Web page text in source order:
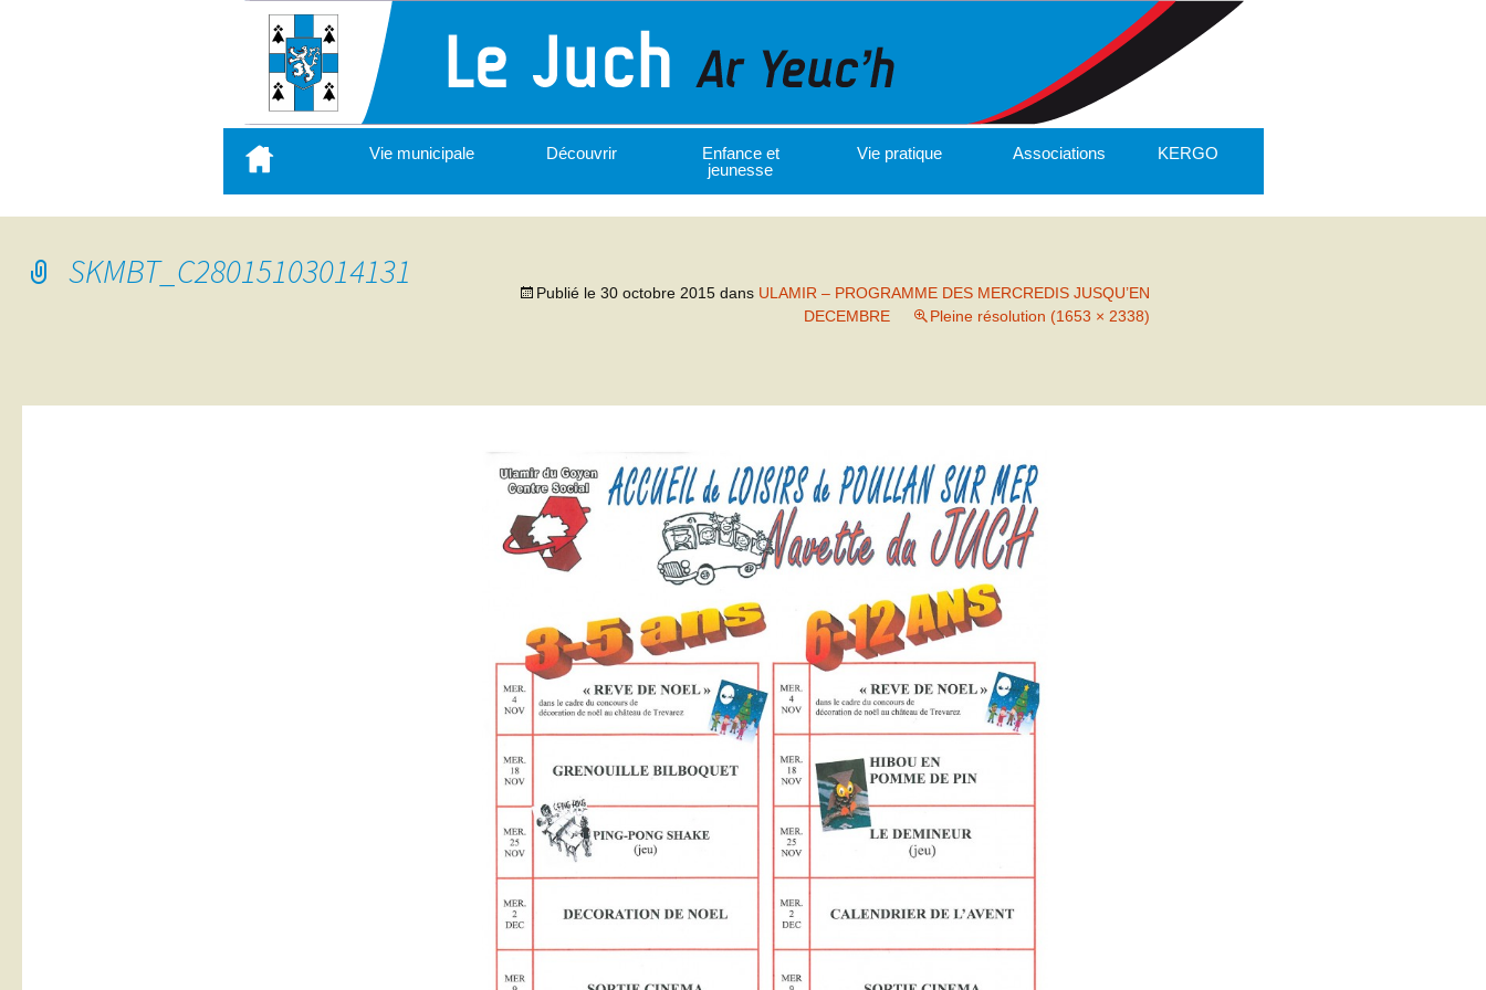
contenu
principal
Vie municipale Découvrir
Enfance et
jeunesse
Vie pratique Associations KERGO
SKMBT_C28015103014131
Publié le 30 octobre 2015 dans ULAMIR – PROGRAMME DES MERCREDIS JUSQU’EN
DECEMBRE
Pleine résolution (1653 × 2338)